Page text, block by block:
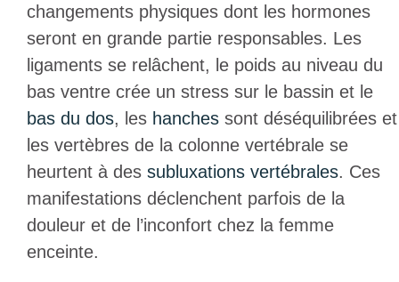
changements physiques dont les hormones
seront en grande partie responsables. Les
ligaments se relâchent, le poids au niveau du
bas ventre crée un stress sur le bassin et le
bas du dos, les hanches sont déséquilibrées et
les vertèbres de la colonne vertébrale se
heurtent à des subluxations vertébrales. Ces
manifestations déclenchent parfois de la
douleur et de l’inconfort chez la femme
enceinte.